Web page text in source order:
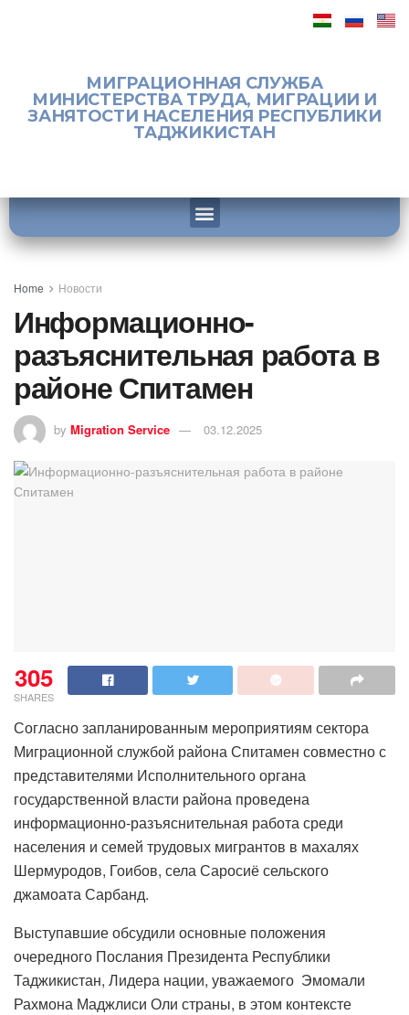
МИГРАЦИОННАЯ СЛУЖБА
МИНИСТЕРСТВА ТРУДА, МИГРАЦИИ И
ЗАНЯТОСТИ НАСЕЛЕНИЯ РЕСПУБЛИКИ
ТАДЖИКИСТАН
Home Новости
Информационно-
разъяснительная работа в
районе Спитамен
by Migration Service 03.12.2025
305
SHARES
Согласно запланированным мероприятиям сектора
Миграционной службой района Спитамен совместно с
представителями Исполнительного органа
государственной власти района проведена
информационно-разъяснительная работа среди
населения и семей трудовых мигрантов в махалях
Шермуродов, Гоибов, села Саросиё сельского
джамоата Сарбанд.
Выступавшие обсудили основные положения
очередного Послания Президента Республики
Таджикистан, Лидера нации, уважаемого Эмомали
Рахмона Маджлиси Оли страны, в этом контексте